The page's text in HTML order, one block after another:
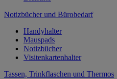
Notizbücher und Bürobedarf
Handyhalter
Mauspads
Notizbücher
Visitenkartenhalter
Tassen, Trinkflaschen und Thermos